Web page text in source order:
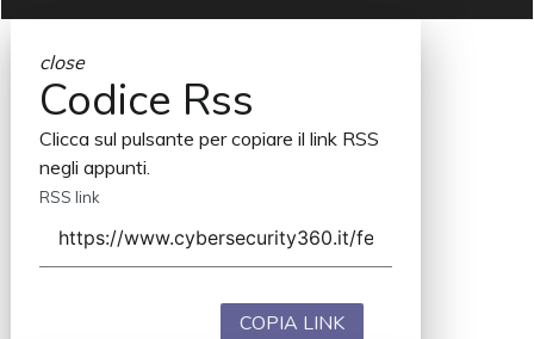
close
Codice Rss
Clicca sul pulsante per copiare il link RSS
negli appunti.
RSS link
COPIA LINK